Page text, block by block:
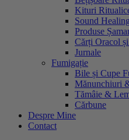
Kituri
Sound Healing
Produse
Cărți Oracol
Jurnale
Fumigație
Bile și Cupe
Mănunchiuri
Tămâie &
Cărbune
Despre Mine
Contact